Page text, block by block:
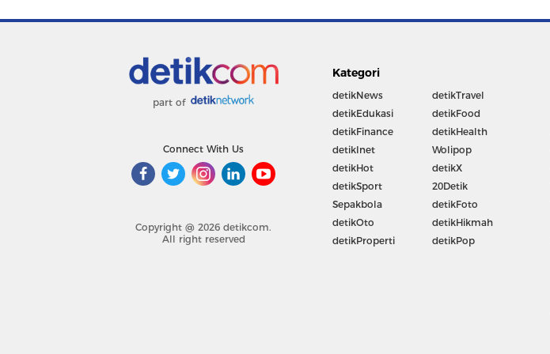
part of
Connect With Us
Copyright @ 2026 detikcom.
All right reserved
Kategori
detikNews
detikEdukasi
detikFinance
detikInet
detikHot
detikSport
Sepakbola
detikOto
detikProperti
detikTravel
detikFood
detikHealth
Wolipop
detikX
20Detik
detikFoto
detikHikmah
detikPop